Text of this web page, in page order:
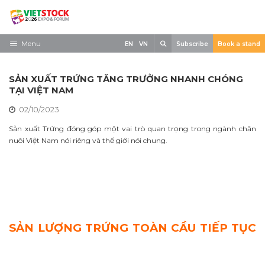
Skip
contentMenu
Về triển lãm
Trưng Bày
Tham Quan
EN VN Subscribe Book a stand
SẢN XUẤT TRỨNG TĂNG TRƯỞNG NHANH CHÓNG
TẠI VIỆT NAM
02/10/2023
Sản xuất Trứng đóng góp một vai trò quan trọng trong ngành chăn
nuôi Việt Nam nói riêng và thế giới nói chung.
SẢN LƯỢNG TRỨNG TOÀN CẦU TIẾP TỤC